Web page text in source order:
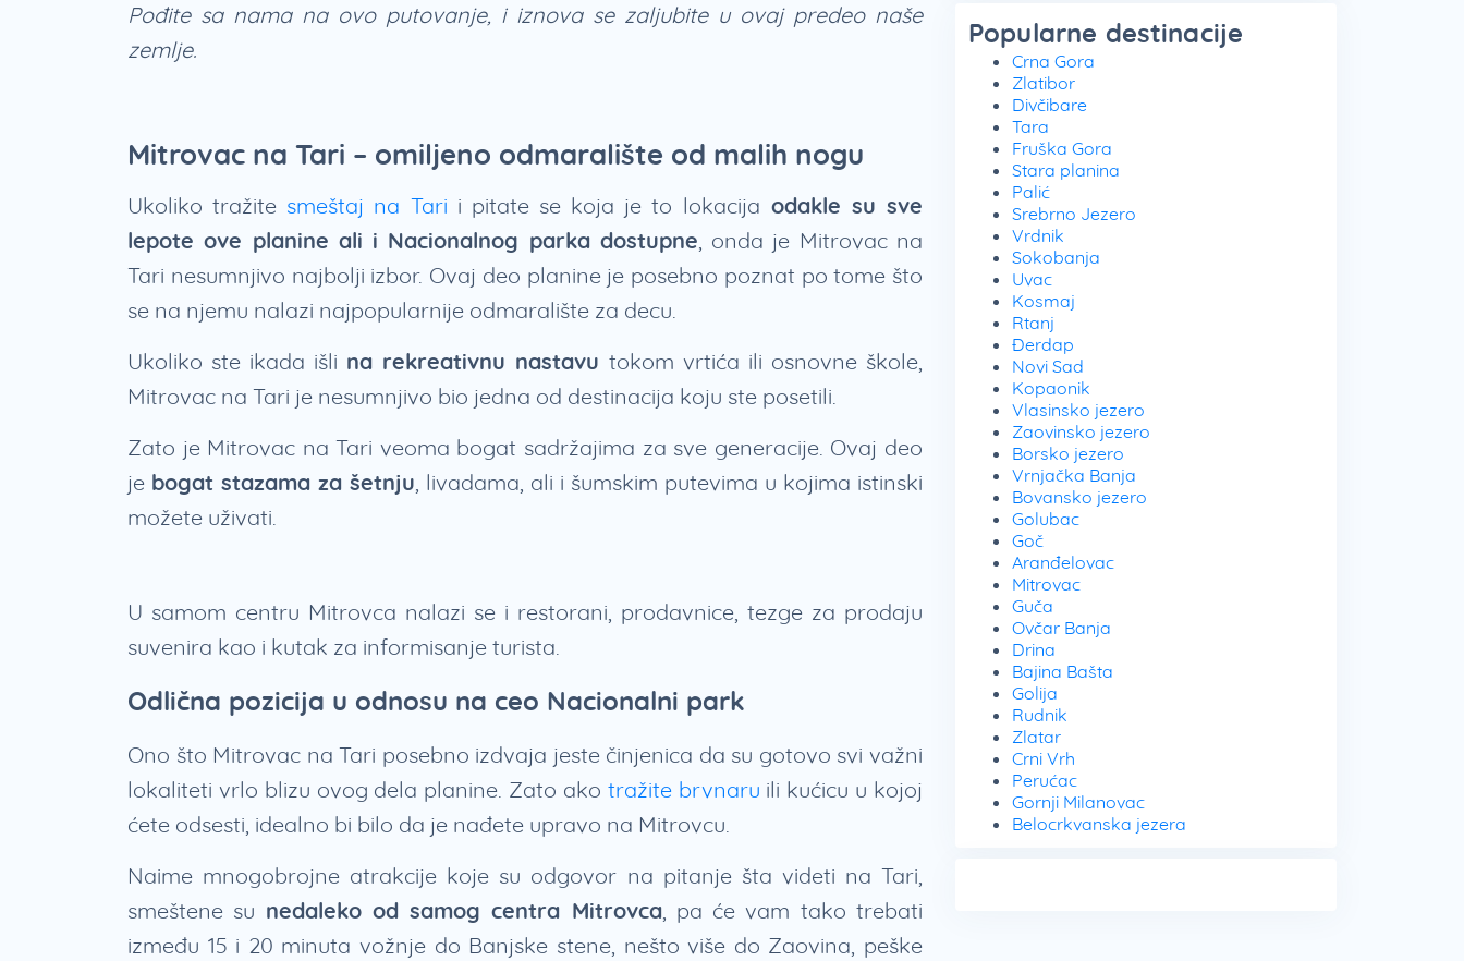
Pođite sa nama na ovo putovanje, i iznova se zaljubite u ovaj predeo naše
zemlje.
Mitrovac na Tari – omiljeno odmaralište od malih nogu
Ukoliko tražite smeštaj na Tari i pitate se koja je to lokacija odakle su sve
lepote ove planine ali i Nacionalnog parka dostupne, onda je Mitrovac na
Tari nesumnjivo najbolji izbor. Ovaj deo planine je posebno poznat po tome što
se na njemu nalazi najpopularnije odmaralište za decu.
Ukoliko ste ikada išli na rekreativnu nastavu tokom vrtića ili osnovne škole,
Mitrovac na Tari je nesumnjivo bio jedna od destinacija koju ste posetili.
Zato je Mitrovac na Tari veoma bogat sadržajima za sve generacije. Ovaj deo
je bogat stazama za šetnju, livadama, ali i šumskim putevima u kojima istinski
možete uživati.
U samom centru Mitrovca nalazi se i restorani, prodavnice, tezge za prodaju
suvenira kao i kutak za informisanje turista.
Odlična pozicija u odnosu na ceo Nacionalni park
Ono što Mitrovac na Tari posebno izdvaja jeste činjenica da su gotovo svi važni
lokaliteti vrlo blizu ovog dela planine. Zato ako tražite brvnaru ili kućicu u kojoj
ćete odsesti, idealno bi bilo da je nađete upravo na Mitrovcu.
Naime mnogobrojne atrakcije koje su odgovor na pitanje šta videti na Tari,
smeštene su nedaleko od samog centra Mitrovca, pa će vam tako trebati
između 15 i 20 minuta vožnje do Banjske stene, nešto više do Zaovina, peške
Popularne destinacije
Crna Gora
Zlatibor
Divčibare
Tara
Fruška Gora
Stara planina
Palić
Srebrno Jezero
Vrdnik
Sokobanja
Uvac
Kosmaj
Rtanj
Đerdap
Novi Sad
Kopaonik
Vlasinsko jezero
Zaovinsko jezero
Borsko jezero
Vrnjačka Banja
Bovansko jezero
Golubac
Goč
Aranđelovac
Mitrovac
Guča
Ovčar Banja
Drina
Bajina Bašta
Golija
Rudnik
Zlatar
Crni Vrh
Perućac
Gornji Milanovac
Belocrkvanska jezera